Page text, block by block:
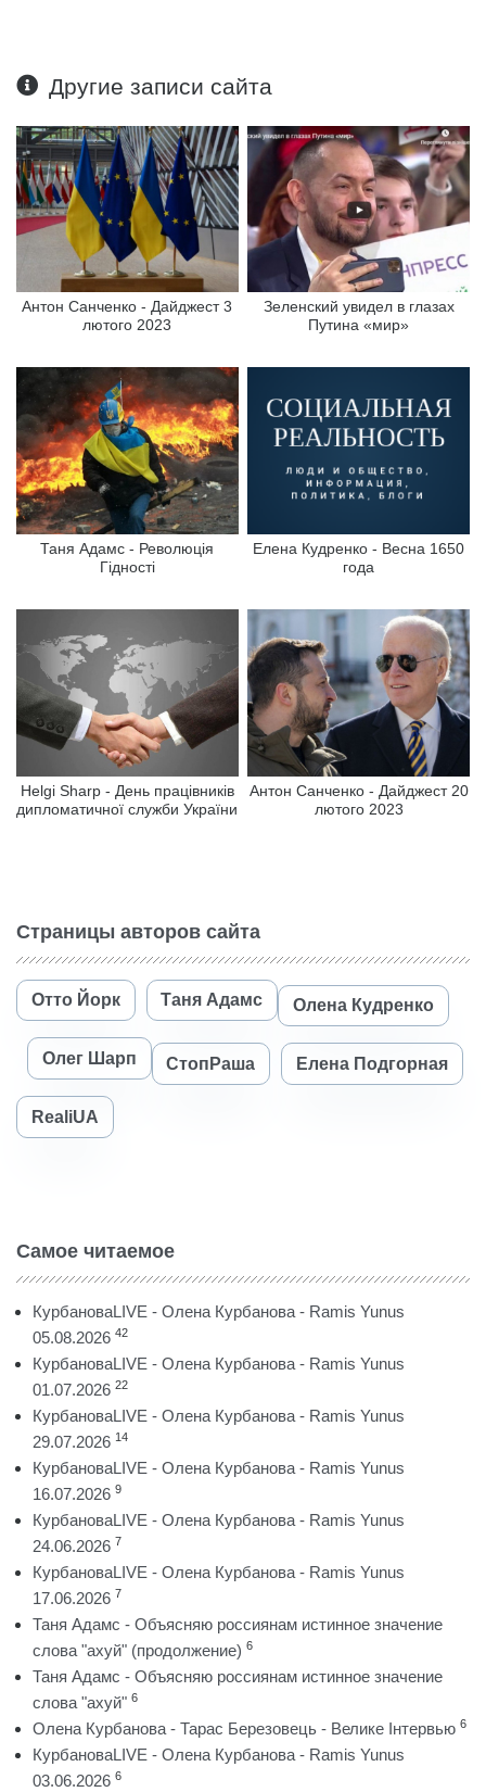
Другие записи сайта
Антон Санченко - Дайджест 3
лютого 2023
Зеленский увидел в глазах
Путина «мир»
Таня Адамс - Революція
Гідності
Елена Кудренко - Весна 1650
года
Helgi Sharp - День працівників
дипломатичної служби України
Антон Санченко - Дайджест 20
лютого 2023
Страницы авторов сайта
Отто Йорк Таня Адамс Олена Кудренко
Олег Шарп СтопРаша Елена Подгорная
RealiUA
Самое читаемое
КурбановаLIVE - Олена Курбанова - Ramis Yunus
05.08.2026 42
КурбановаLIVE - Олена Курбанова - Ramis Yunus
01.07.2026 22
КурбановаLIVE - Олена Курбанова - Ramis Yunus
29.07.2026 14
КурбановаLIVE - Олена Курбанова - Ramis Yunus
16.07.2026 9
КурбановаLIVE - Олена Курбанова - Ramis Yunus
24.06.2026 7
КурбановаLIVE - Олена Курбанова - Ramis Yunus
17.06.2026 7
Таня Адамс - Объясняю россиянам истинное значение
слова "ахуй" (продолжение) 6
Таня Адамс - Объясняю россиянам истинное значение
слова "ахуй" 6
Олена Курбанова - Тарас Березовець - Велике Інтервью 6
КурбановаLIVE - Олена Курбанова - Ramis Yunus
03.06.2026 6